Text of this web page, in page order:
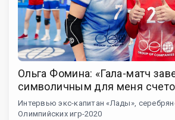
Ольга Фомина: «Гала-матч
символичным для меня
Интервью экс-капитан «Лады»,
Олимпийских игр-2020